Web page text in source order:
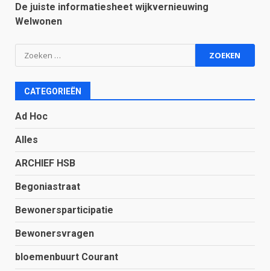
De juiste informatiesheet wijkvernieuwing
Welwonen
Zoeken
naar:
CATEGORIEËN
Ad Hoc
Alles
ARCHIEF HSB
Begoniastraat
Bewonersparticipatie
Bewonersvragen
bloemenbuurt Courant